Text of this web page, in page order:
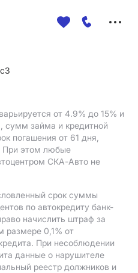
от 4.9% до 15% и
сумм займа и кредитной
погашения от 61 дня,
При этом любые
СКА-Авто не
срок суммы
по автокредиту банк-
начислить штраф за
размере 0,1% от
При несоблюдении
данные о нарушителе
реестр должников и